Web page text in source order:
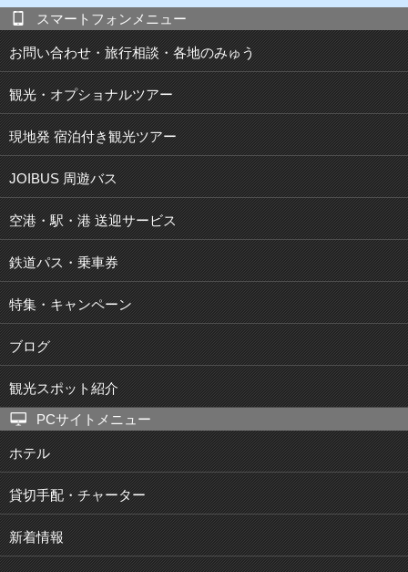
スマートフォンメニュー
お問い合わせ・旅行相談・各地のみゅう
観光・オプショナルツアー
現地発 宿泊付き観光ツアー
JOIBUS 周遊バス
空港・駅・港 送迎サービス
鉄道パス・乗車券
特集・キャンペーン
ブログ
観光スポット紹介
PCサイトメニュー
ホテル
貸切手配・チャーター
新着情報